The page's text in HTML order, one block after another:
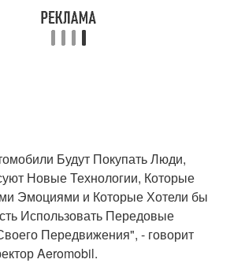
Будут Покупать Люди,
Новые Технологии, Которые
Эмоциями и Которые Хотели бы
Использовать Передовые
Передвижения", - говорит
Aeromobil.